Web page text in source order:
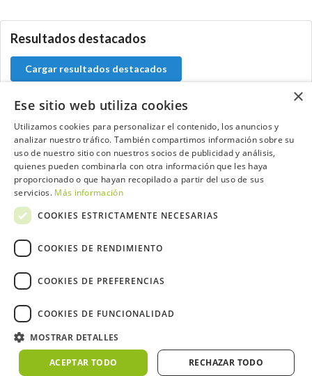
Resultados destacados
Cargar resultados destacados
Contacta con el equipo de NextCaddy
Opina Contacta
Trabaja con nosotros
2026 ©NextCaddy.
Política de Cookies
Política de Privacidad
Términos y Condiciones
Meteo ©AEMET Meteo ©DarkSky
×
Ese sitio web utiliza cookies
Utilizamos cookies para personalizar el contenido, los anuncios y
analizar nuestro tráfico. También compartimos información sobre su
uso de nuestro sitio con nuestros socios de publicidad y análisis,
quienes pueden combinarla con otra información que les haya
proporcionado o que hayan recopilado a partir del uso de sus
servicios. Más información
COOKIES ESTRICTAMENTE NECESARIAS
COOKIES DE RENDIMIENTO
COOKIES DE PREFERENCIAS
COOKIES DE FUNCIONALIDAD
MOSTRAR DETALLES
ACEPTAR TODO RECHAZAR TODO